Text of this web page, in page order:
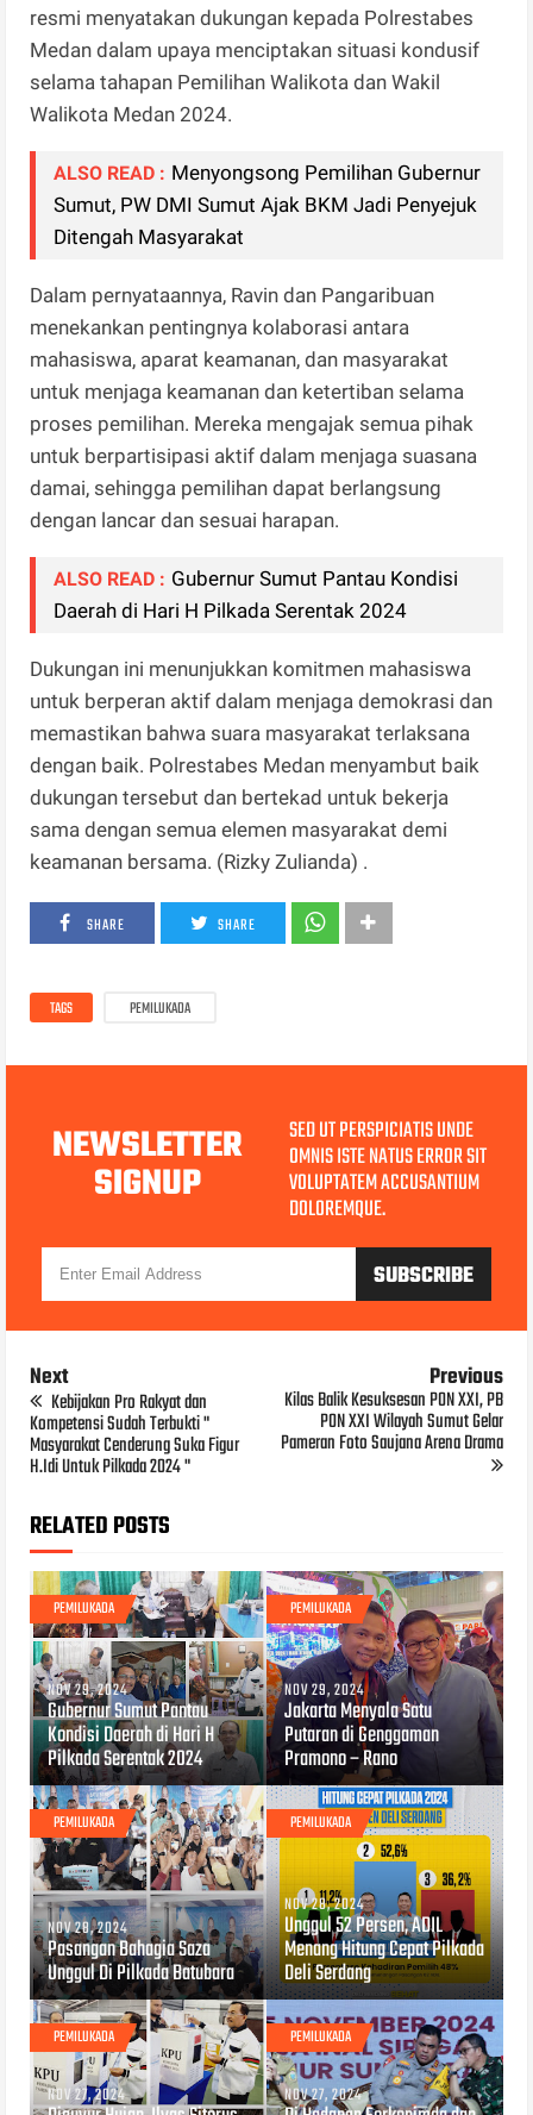
resmi menyatakan dukungan kepada Polrestabes
Medan dalam upaya menciptakan situasi kondusif
selama tahapan Pemilihan Walikota dan Wakil
Walikota Medan 2024.
ALSO READ : Menyongsong Pemilihan Gubernur
Sumut, PW DMI Sumut Ajak BKM Jadi Penyejuk
Ditengah Masyarakat
Dalam pernyataannya, Ravin dan Pangaribuan
menekankan pentingnya kolaborasi antara
mahasiswa, aparat keamanan, dan masyarakat
untuk menjaga keamanan dan ketertiban selama
proses pemilihan. Mereka mengajak semua pihak
untuk berpartisipasi aktif dalam menjaga suasana
damai, sehingga pemilihan dapat berlangsung
dengan lancar dan sesuai harapan.
ALSO READ : Gubernur Sumut Pantau Kondisi
Daerah di Hari H Pilkada Serentak 2024
Dukungan ini menunjukkan komitmen mahasiswa
untuk berperan aktif dalam menjaga demokrasi dan
memastikan bahwa suara masyarakat terlaksana
dengan baik. Polrestabes Medan menyambut baik
dukungan tersebut dan bertekad untuk bekerja
sama dengan semua elemen masyarakat demi
keamanan bersama. (Rizky Zulianda) .
SHARE SHARE
TAGS PEMILUKADA
NEWSLETTER
SIGNUP
SED UT PERSPICIATIS UNDE
OMNIS ISTE NATUS ERROR SIT
VOLUPTATEM ACCUSANTIUM
DOLOREMQUE.
Next
Kebijakan Pro Rakyat dan
Kompetensi Sudah Terbukti "
Masyarakat Cenderung Suka Figur
H.Idi Untuk Pilkada 2024 "
Previous
Kilas Balik Kesuksesan PON XXI, PB
PON XXI Wilayah Sumut Gelar
Pameran Foto Saujana Arena Drama
RELATED POSTS
PEMILUKADA
NOV 29, 2024
Gubernur Sumut Pantau
Kondisi Daerah di Hari H
Pilkada Serentak 2024
PEMILUKADA
NOV 29, 2024
Jakarta Menyala Satu
Putaran di Genggaman
Pramono – Rano
PEMILUKADA
NOV 28, 2024
Pasangan Bahagia Saza
Unggul Di Pilkada Batubara
PEMILUKADA
NOV 28, 2024
Unggul 52 Persen, ADIL
Menang Hitung Cepat Pilkada
Deli Serdang
PEMILUKADA
NOV 27, 2024
PEMILUKADA
NOV 27, 2024